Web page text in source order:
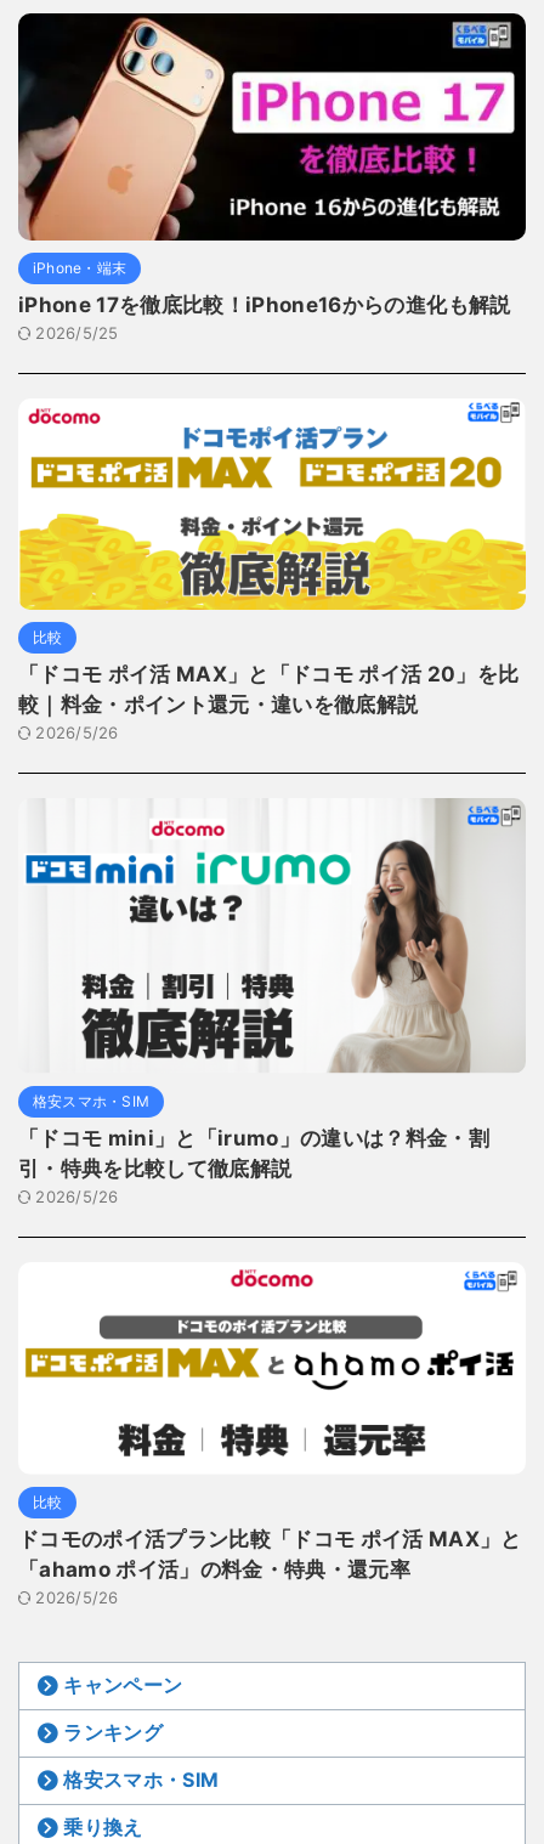
iPhone・端末
iPhone 17を徹底比較！iPhone16からの進化も解説
2026/5/25
比較
「ドコモ ポイ活 MAX」と「ドコモ ポイ活 20」を比
較｜料金・ポイント還元・違いを徹底解説
2026/5/26
格安スマホ・SIM
「ドコモ mini」と「irumo」の違いは？料金・割
引・特典を比較して徹底解説
2026/5/26
比較
ドコモのポイ活プラン比較「ドコモ ポイ活 MAX」と
「ahamo ポイ活」の料金・特典・還元率
2026/5/26
キャンペーン
ランキング
格安スマホ・SIM
乗り換え